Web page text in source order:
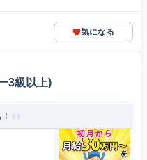
気になる
3級以上)